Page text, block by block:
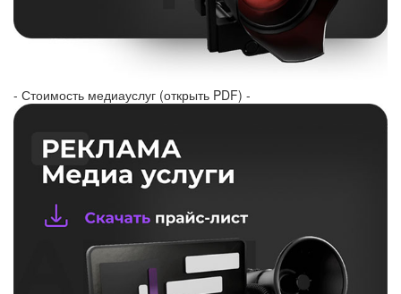
- Стоимость медиауслуг (открыть PDF) -